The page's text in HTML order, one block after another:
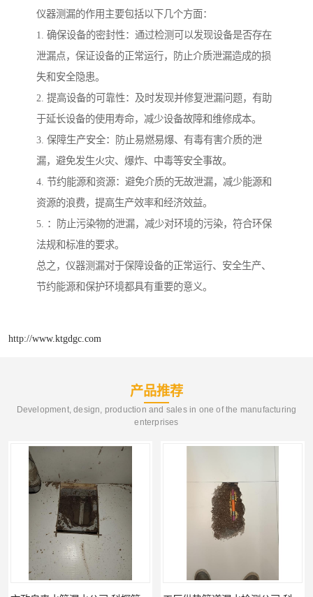
仪器测漏的作用主要包括以下几个方面：
1. 确保设备的密封性：通过检测可以发现设备是否存在
泄漏点，保证设备的正常运行，防止介质泄漏造成的损
失和安全隐患。
2. 提高设备的可靠性：及时发现并修复泄漏问题，有助
于延长设备的使用寿命，减少设备故障和维修成本。
3. 保障生产安全：防止易燃易爆、有毒有害介质的泄
漏，避免发生火灾、爆炸、中毒等安全事故。
4. 节约能源和资源：避免介质的无故泄漏，减少能源和
资源的浪费，提高生产效率和经济效益。
5. ：防止污染物的泄漏，减少对环境的污染，符合环保
法规和标准的要求。
总之，仪器测漏对于保障设备的正常运行、安全生产、
节约能源和保护环境都具有重要的意义。
http://www.ktgdgc.com
产品推荐
Development, design, production and sales in one of the manufacturing
enterprises